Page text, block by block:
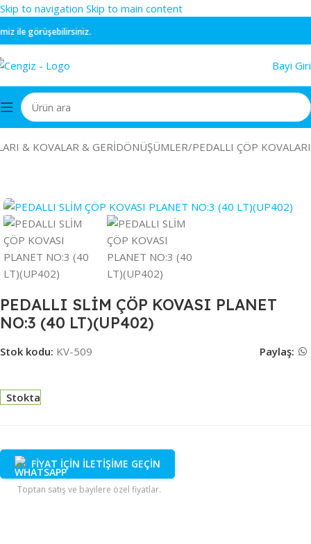
Skip to navigation Skip to main content
ile görüşebilirsiniz.
Bayi
& KOVALAR & GERİDÖNÜŞÜMLER/PEDALLI ÇÖP KOVALARI
PEDALLI SLİM ÇÖP KOVASI PLANET
NO:3 (40 LT)(UP402)
Stok kodu: KV-509 Paylaş:
Stokta
FİYAT İÇİN İLETİŞİME GEÇİN
Toptan satış ve bayilere özel fiyatlar.